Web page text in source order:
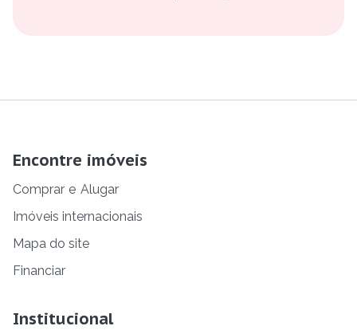
Encontre imóveis
Comprar e Alugar
Imóveis internacionais
Mapa do site
Financiar
Institucional